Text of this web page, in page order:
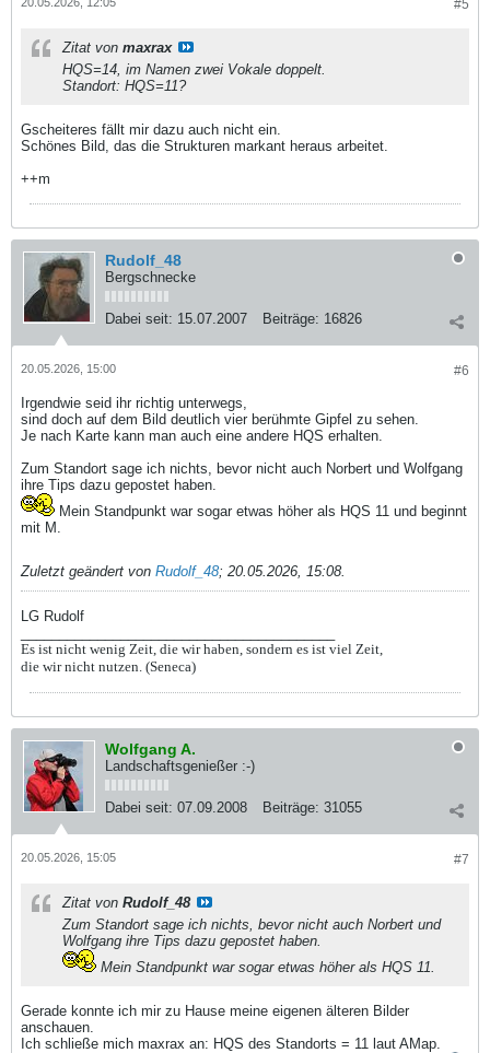
#5
Zitat von maxrax
HQS=14, im Namen zwei Vokale doppelt.
Standort: HQS=11?
Gscheiteres fällt mir dazu auch nicht ein.
Schönes Bild, das die Strukturen markant heraus arbeitet.
++m
Rudolf_48
Bergschnecke
Dabei seit: 15.07.2007 Beiträge: 16826
#6
20.05.2026, 15:00
Irgendwie seid ihr richtig unterwegs,
sind doch auf dem Bild deutlich vier berühmte Gipfel zu sehen.
Je nach Karte kann man auch eine andere HQS erhalten.
Zum Standort sage ich nichts, bevor nicht auch Norbert und Wolfgang
ihre Tips dazu gepostet haben.
Mein Standpunkt war sogar etwas höher als HQS 11 und beginnt
mit M.
Zuletzt geändert von Rudolf_48; 20.05.2026, 15:08.
LG Rudolf
Es ist nicht wenig Zeit, die wir haben, sondern es ist viel Zeit,
die wir nicht nutzen. (Seneca)
Wolfgang A.
Landschaftsgenießer :-)
Dabei seit: 07.09.2008 Beiträge: 31055
#7
20.05.2026, 15:05
Zitat von Rudolf_48
Zum Standort sage ich nichts, bevor nicht auch Norbert und
Wolfgang ihre Tips dazu gepostet haben.
Mein Standpunkt war sogar etwas höher als HQS 11.
Gerade konnte ich mir zu Hause meine eigenen älteren Bilder
anschauen.
Ich schließe mich maxrax an: HQS des Standorts = 11 laut AMap.